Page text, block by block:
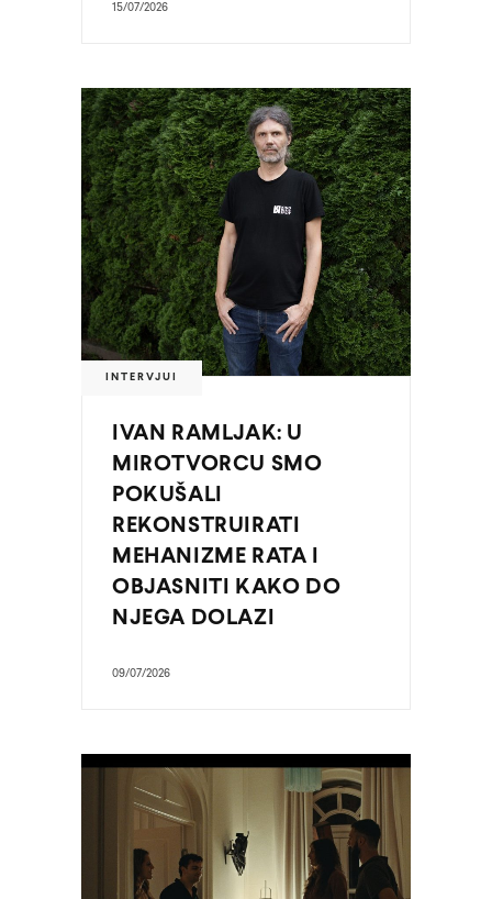
15/07/2026
INTERVJUI
IVAN RAMLJAK: U
MIROTVORCU SMO
POKUŠALI
REKONSTRUIRATI
MEHANIZME RATA I
OBJASNITI KAKO DO
NJEGA DOLAZI
09/07/2026